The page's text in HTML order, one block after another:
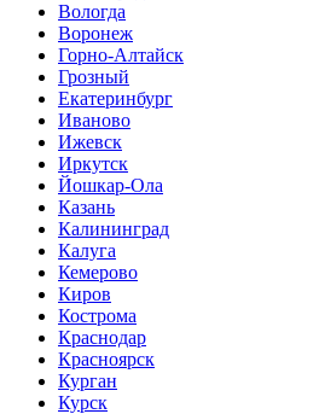
Вологда
Воронеж
Горно-Алтайск
Грозный
Екатеринбург
Иваново
Ижевск
Иркутск
Йошкар-Ола
Казань
Калининград
Калуга
Кемерово
Киров
Кострома
Краснодар
Красноярск
Курган
Курск